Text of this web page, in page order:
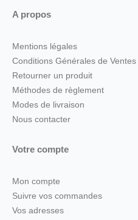
A propos
Mentions légales
Conditions Générales de Ventes
Retourner un produit
Méthodes de règlement
Modes de livraison
Nous contacter
Votre compte
Mon compte
Suivre vos commandes
Vos adresses